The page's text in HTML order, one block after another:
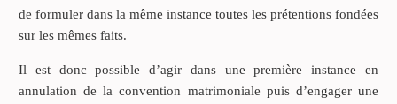
de formuler dans la même instance toutes les prétentions fondées
sur les mêmes faits.
Il est donc possible d’agir dans une première instance en
annulation de la convention matrimoniale puis d’engager une